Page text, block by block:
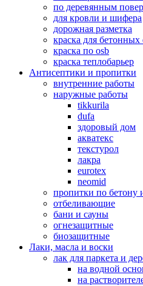
по деревянным
для кровли и шифера
дорожная разметка
краска для
краска по osb
краска теплобарьер
Антисептики и пропитки
внутренние работы
наружные работы
tikkurila
dufa
здоровый дом
акватекс
текстурол
лакра
eurotex
neomid
пропитки по бетону
отбеливающие
бани и сауны
огнезащитные
биозащитные
Лаки, масла и воски
лак для паркета и
на водной
на